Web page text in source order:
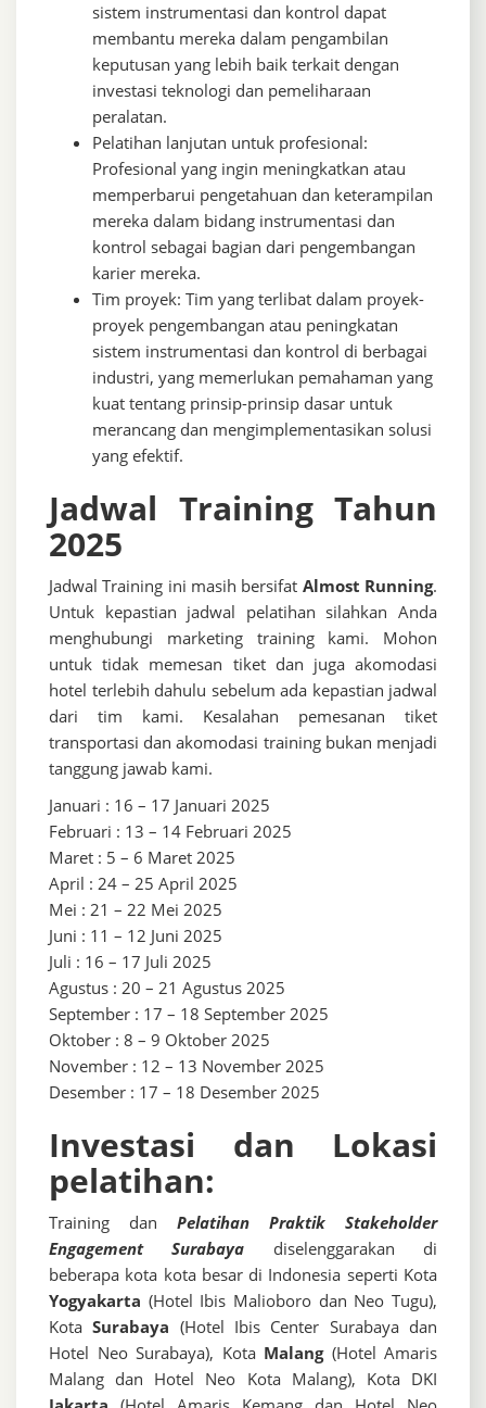
sistem instrumentasi dan kontrol dapat
membantu mereka dalam pengambilan
keputusan yang lebih baik terkait dengan
investasi teknologi dan pemeliharaan
peralatan.
Pelatihan lanjutan untuk profesional:
Profesional yang ingin meningkatkan atau
memperbarui pengetahuan dan keterampilan
mereka dalam bidang instrumentasi dan
kontrol sebagai bagian dari pengembangan
karier mereka.
Tim proyek: Tim yang terlibat dalam proyek-
proyek pengembangan atau peningkatan
sistem instrumentasi dan kontrol di berbagai
industri, yang memerlukan pemahaman yang
kuat tentang prinsip-prinsip dasar untuk
merancang dan mengimplementasikan solusi
yang efektif.
Jadwal Training Tahun
2025
Jadwal Training ini masih bersifat Almost Running.
Untuk kepastian jadwal pelatihan silahkan Anda
menghubungi marketing training kami. Mohon
untuk tidak memesan tiket dan juga akomodasi
hotel terlebih dahulu sebelum ada kepastian jadwal
dari tim kami. Kesalahan pemesanan tiket
transportasi dan akomodasi training bukan menjadi
tanggung jawab kami.
Januari : 16 – 17 Januari 2025
Februari : 13 – 14 Februari 2025
Maret : 5 – 6 Maret 2025
April : 24 – 25 April 2025
Mei : 21 – 22 Mei 2025
Juni : 11 – 12 Juni 2025
Juli : 16 – 17 Juli 2025
Agustus : 20 – 21 Agustus 2025
September : 17 – 18 September 2025
Oktober : 8 – 9 Oktober 2025
November : 12 – 13 November 2025
Desember : 17 – 18 Desember 2025
Investasi dan Lokasi
pelatihan:
Training dan Pelatihan Praktik Stakeholder
Engagement Surabaya diselenggarakan di
beberapa kota kota besar di Indonesia seperti Kota
Yogyakarta (Hotel Ibis Malioboro dan Neo Tugu),
KotaSurabaya (Hotel Ibis Center Surabaya dan
Hotel Neo Surabaya), Kota Malang(Hotel Amaris
Malang dan Hotel Neo Kota Malang), Kota DKI